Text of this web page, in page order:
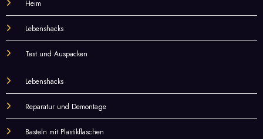
Heim
Lebenshacks
Test und Auspacken
Lebenshacks
Reparatur und Demontage
Basteln mit Plastikflaschen